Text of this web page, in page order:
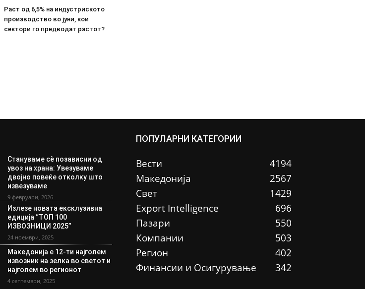
Раст од 6,5% на индустриското
производство во јуни, кои
сектори го предводат растот?
Стануваме сè позависни од
увоз на храна: Увезуваме
двојно повеќе отколку што
извезуваме
9 февруари, 2026
Излезе новата ексклузивна
едиција “ТОП 100
ИЗВОЗНИЦИ 2025”
24 ноември, 2025
Македонија е 12-ти најголем
извозник на зелка во светот и
најголем во регионот
4 септември, 2025
ПОПУЛАРНИ КАТЕГОРИИ
Вести
4194
Македонија
2567
Свет
1429
Еxport Intelligence
696
Пазари
550
Компании
503
Регион
402
Финансии и Осигурување
342